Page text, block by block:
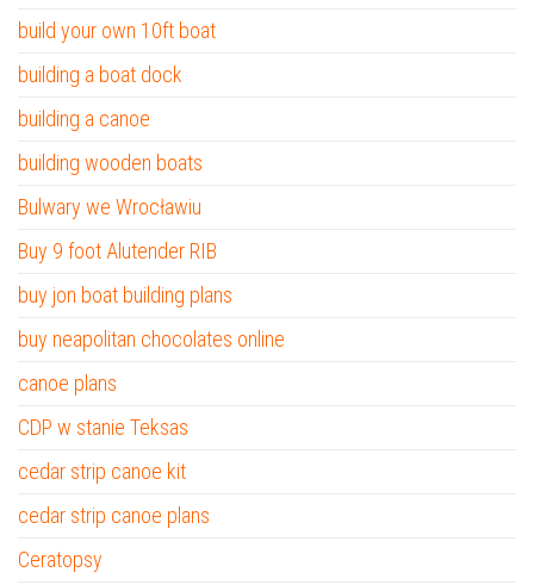
build your own 10ft boat
building a boat dock
building a canoe
building wooden boats
Bulwary we Wrocławiu
Buy 9 foot Alutender RIB
buy jon boat building plans
buy neapolitan chocolates online
canoe plans
CDP w stanie Teksas
cedar strip canoe kit
cedar strip canoe plans
Ceratopsy